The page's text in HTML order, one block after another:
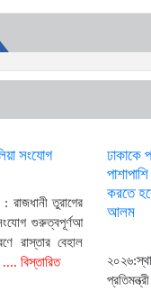
সংযোগ
: রাজধানী তুরাগের
গুরুত্বপূর্ণআ
রাস্তার বেহাল
.... বিস্তারিত
ঢাকাকে
করতে
আলম